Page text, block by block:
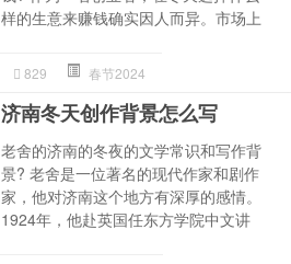
样的生意来赚钱确实因人而异。市场上
829 春节2024
济南冬天创作背景怎么写
老舍的济南的冬夜的文学常识和写作背
景? 老舍是一位著名的现代作家和剧作
家，他对济南这个地方有深厚的感情。
1924年，他赴英国任东方学院中文讲